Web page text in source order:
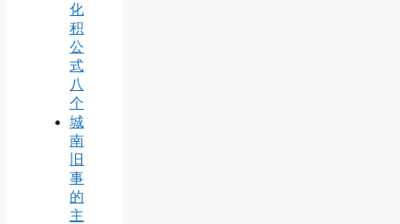
化
积
公
式
八
个
城
南
旧
事
的
主